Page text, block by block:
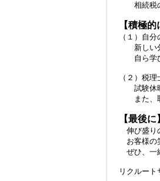
相続税の
【積極
（１）自
新しい分
自ら学び
（２）税
試験休暇
また、取
【最後に
伸び盛り
お客様の
ぜひ、一
リクルート